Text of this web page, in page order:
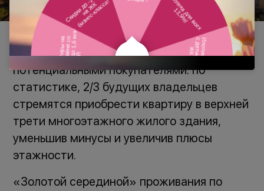
Вид с высокого этажа
В любом случае выбор остается за
потенциальными покупателями: по
статистике, 2/3 будущих владельцев
стремятся приобрести квартиру в верхней
трети многоэтажного жилого здания,
уменьшив минусы и увеличив плюсы
этажности.
«Золотой серединой» проживания по